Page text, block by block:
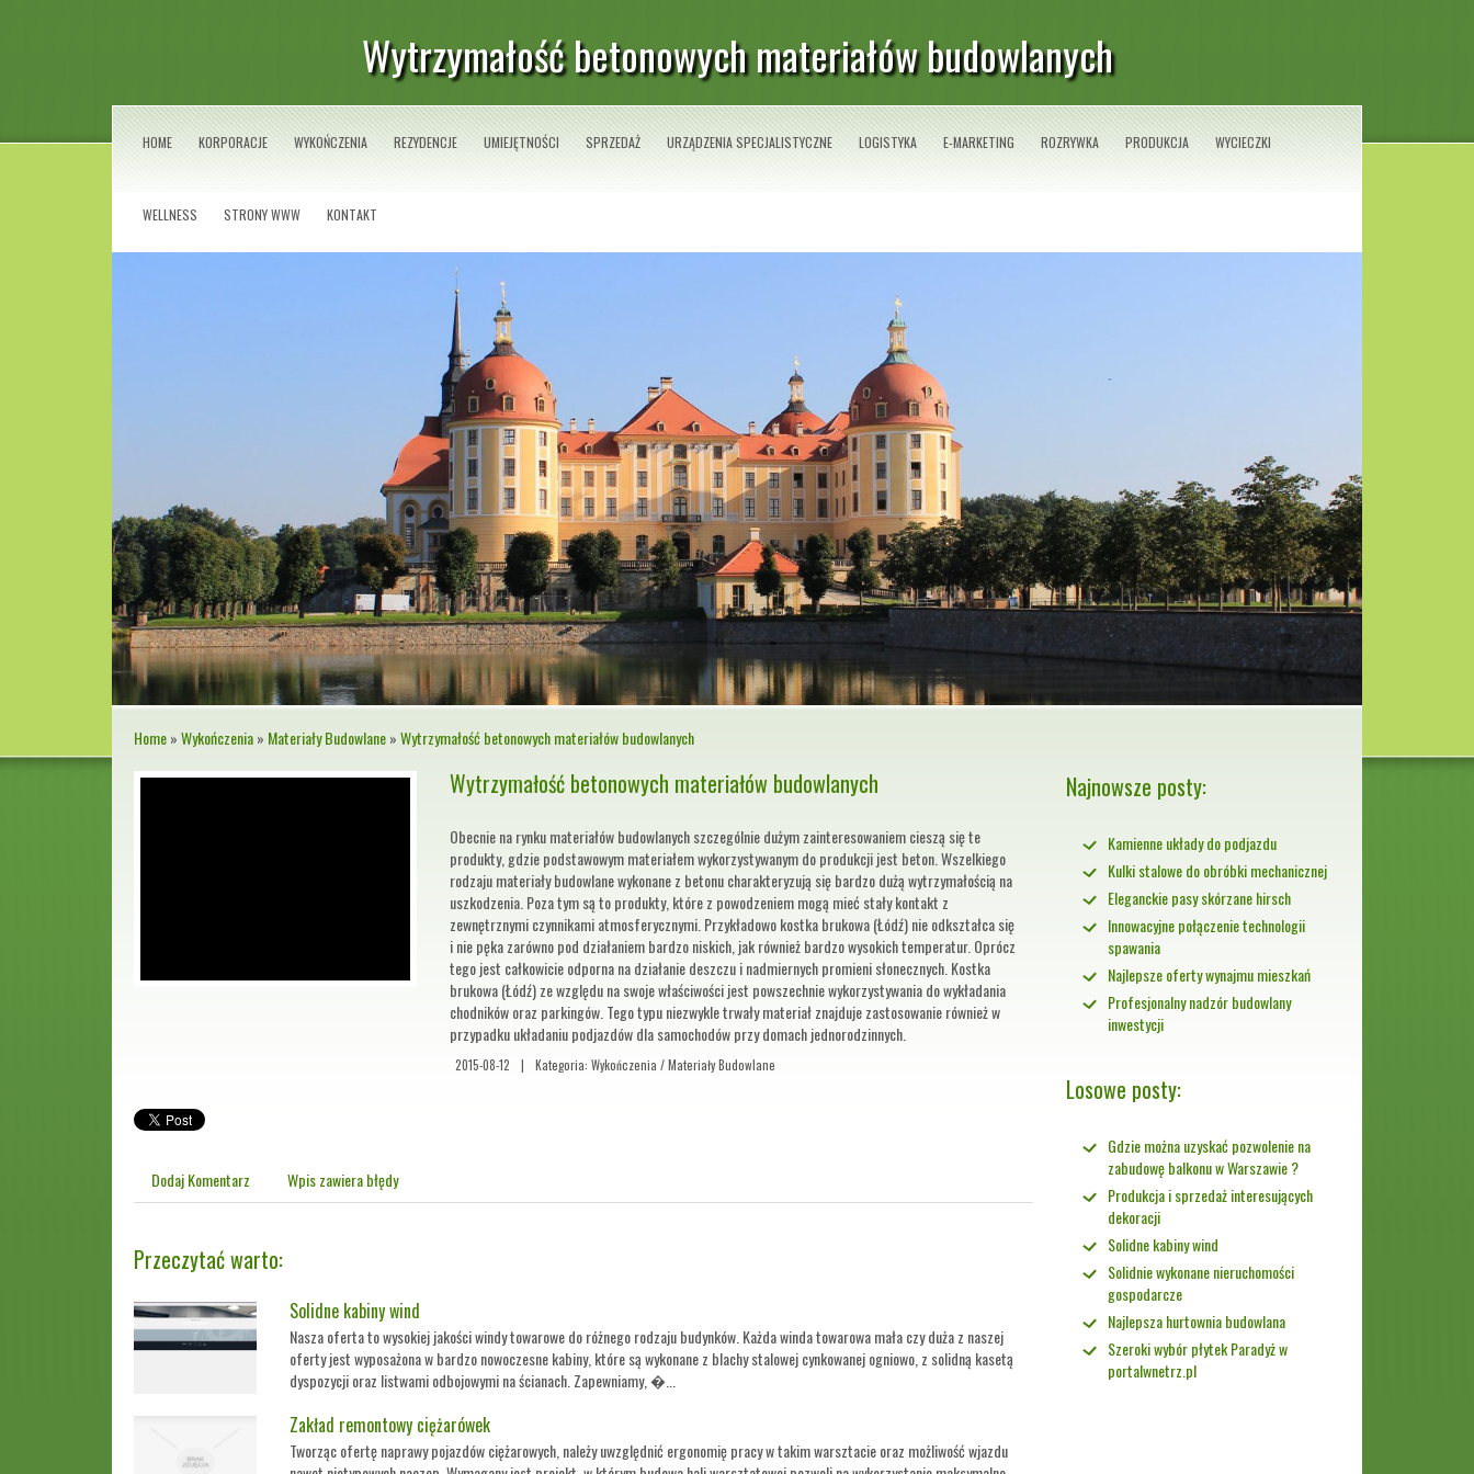
Wytrzymałość betonowych materiałów budowlanych
HOME KORPORACJE WYKOŃCZENIA REZYDENCJE UMIEJĘTNOŚCI SPRZEDAŻ URZĄDZENIA SPECJALISTYCZNE LOGISTYKA E-MARKETING ROZRYWKA PRODUKCJA WYCIECZKI
WELLNESS STRONY WWW KONTAKT
Home»Wykończenia» Materiały Budowlane»Wytrzymałość betonowych materiałów budowlanych
Wytrzymałość betonowych materiałów budowlanych
Obecnie na rynku materiałów budowlanych szczególnie dużym zainteresowaniem cieszą się te
produkty, gdzie podstawowym materiałem wykorzystywanym do produkcji jest beton. Wszelkiego
rodzaju materiały budowlane wykonane z betonu charakteryzują się bardzo dużą wytrzymałością na
uszkodzenia. Poza tym są to produkty, które z powodzeniem mogą mieć stały kontakt z
zewnętrznymi czynnikami atmosferycznymi. Przykładowo kostka brukowa (Łódź) nie odkształca się
i nie pęka zarówno pod działaniem bardzo niskich, jak również bardzo wysokich temperatur. Oprócz
tego jest całkowicie odporna na działanie deszczu i nadmiernych promieni słonecznych. Kostka
brukowa (Łódź) ze względu na swoje właściwości jest powszechnie wykorzystywania do wykładania
chodników oraz parkingów. Tego typu niezwykle trwały materiał znajduje zastosowanie również w
przypadku układaniu podjazdów dla samochodów przy domach jednorodzinnych.
2015-08-12 | Kategoria: Wykończenia / Materiały Budowlane
Dodaj Komentarz Wpis zawiera błędy
Przeczytać warto:
Solidne kabiny wind
Nasza oferta to wysokiej jakości windy towarowe do różnego rodzaju budynków. Każda winda towarowa mała czy duża z naszej
oferty jest wyposażona w bardzo nowoczesne kabiny, które są wykonane z blachy stalowej cynkowanej ogniowo, z solidną kasetą
dyspozycji oraz listwami odbojowymi na ścianach. Zapewniamy, �...
Zakład remontowy ciężarówek
Tworząc ofertę naprawy pojazdów ciężarowych, należy uwzględnić ergonomię pracy w takim warsztacie oraz możliwość wjazdu
Najnowsze posty:
Kamienne układy do podjazdu
Kulki stalowe do obróbki mechanicznej
Eleganckie pasy skórzane hirsch
Innowacyjne połączenie technologii
spawania
Najlepsze oferty wynajmu mieszkań
Profesjonalny nadzór budowlany
inwestycji
Losowe posty:
Gdzie można uzyskać pozwolenie na
zabudowę balkonu w Warszawie ?
Produkcja i sprzedaż interesujących
dekoracji
Solidne kabiny wind
Solidnie wykonane nieruchomości
gospodarcze
Najlepsza hurtownia budowlana
Szeroki wybór płytek Paradyż w
portalwnetrz.pl